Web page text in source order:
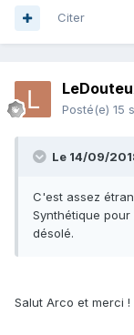
Citer
Posté(e) 15
Le 14/09/
C'est assez
Synthétique
désolé.
Salut Arco et merci !